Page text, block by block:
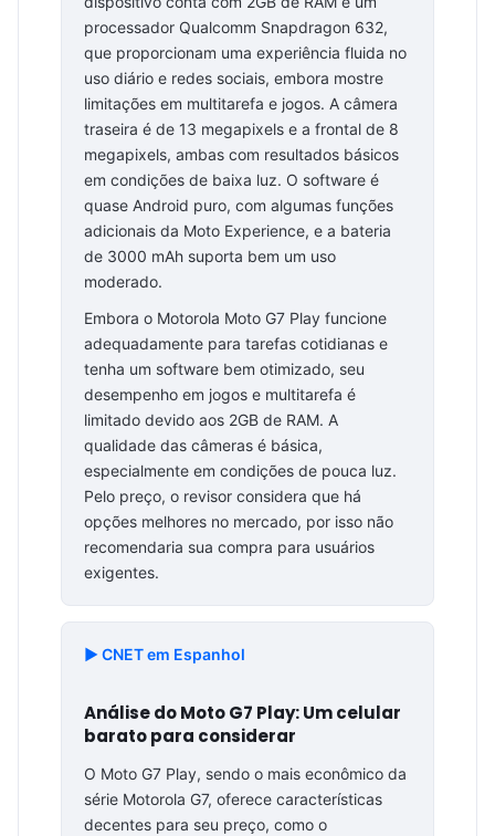
processador Qualcomm Snapdragon 632,
que proporcionam uma experiência fluida no
uso diário e redes sociais, embora mostre
limitações em multitarefa e jogos. A câmera
traseira é de 13 megapixels e a frontal de 8
megapixels, ambas com resultados básicos
em condições de baixa luz. O software é
quase Android puro, com algumas funções
adicionais da Moto Experience, e a bateria
de 3000 mAh suporta bem um uso
moderado.
Embora o Motorola Moto G7 Play funcione
adequadamente para tarefas cotidianas e
tenha um software bem otimizado, seu
desempenho em jogos e multitarefa é
limitado devido aos 2GB de RAM. A
qualidade das câmeras é básica,
especialmente em condições de pouca luz.
Pelo preço, o revisor considera que há
opções melhores no mercado, por isso não
recomendaria sua compra para usuários
exigentes.
▶️ CNET em Espanhol
Análise do Moto G7 Play: Um celular
barato para considerar
O Moto G7 Play, sendo o mais econômico da
série Motorola G7, oferece características
decentes para seu preço, como o